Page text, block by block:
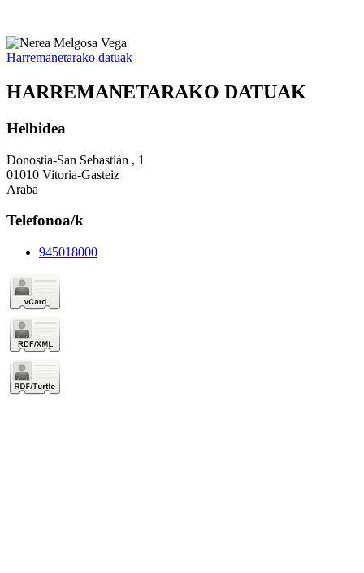
Harremanetarako datuak
HARREMANETARAKO DATUAK
Helbidea
Donostia-San Sebastián , 1
01010 Vitoria-Gasteiz
Araba
Telefonoa/k
945018000